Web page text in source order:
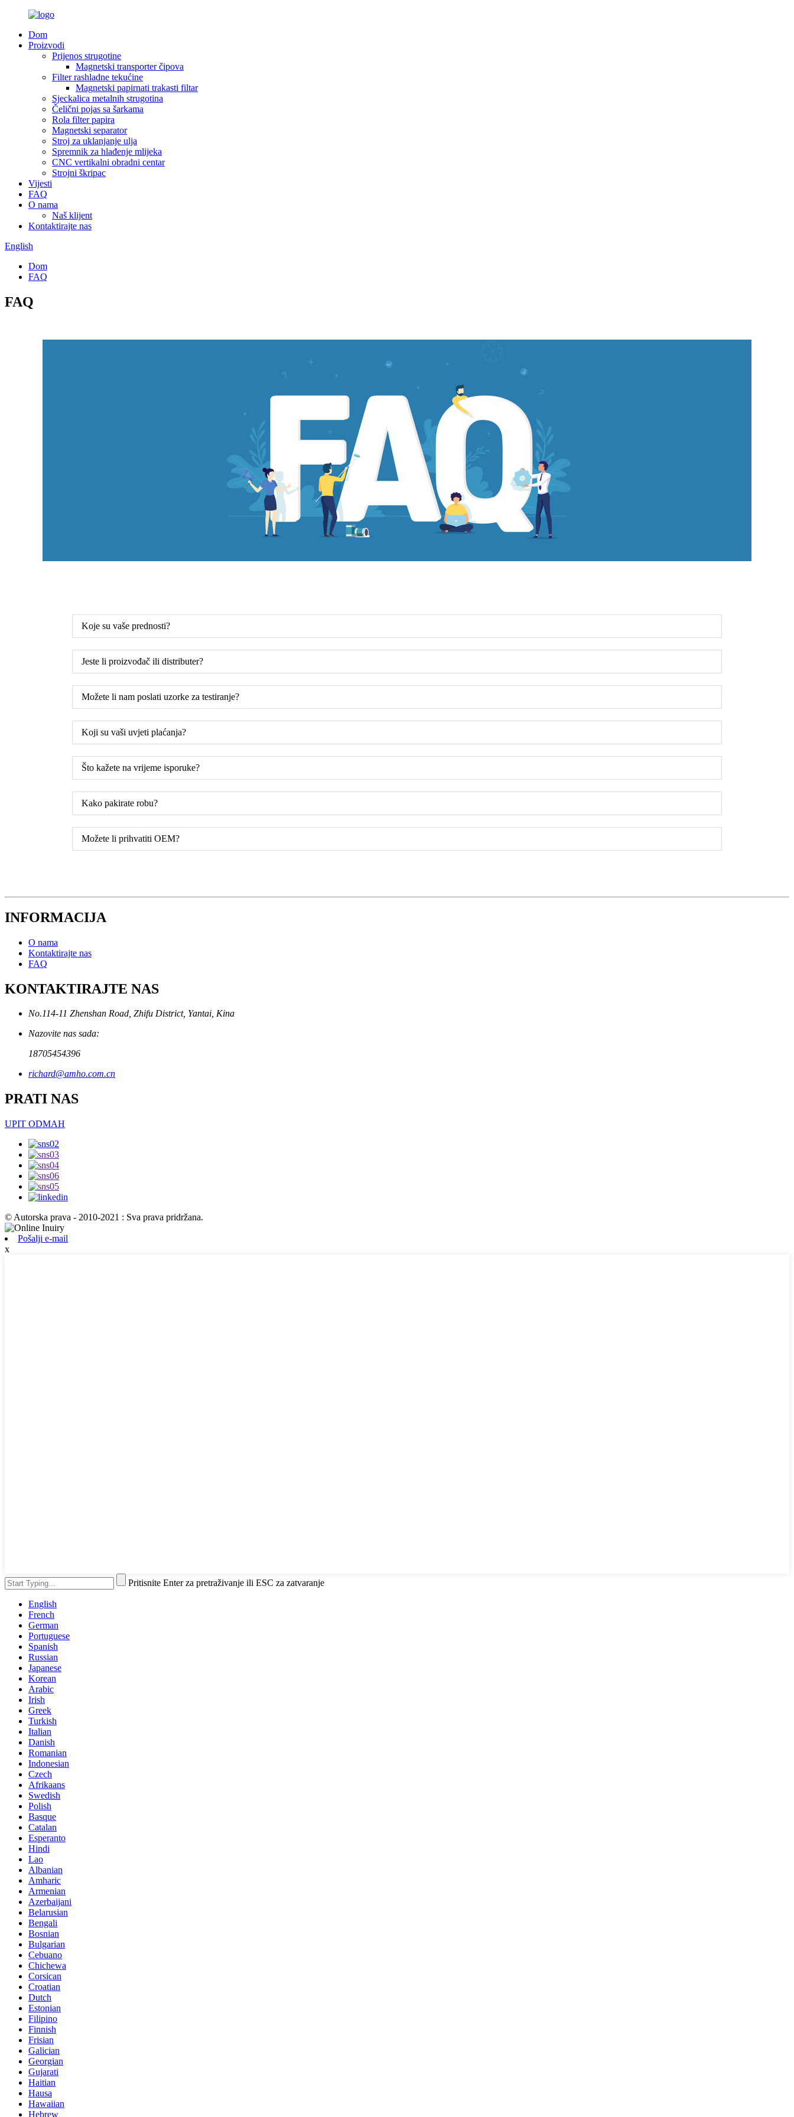
Dom
Proizvodi
Prijenos strugotine
Magnetski transporter čipova
Filter rashladne tekućine
Magnetski papirnati trakasti filtar
Sjeckalica metalnih strugotina
Čelični pojas sa šarkama
Rola filter papira
Magnetski separator
Stroj za uklanjanje ulja
Spremnik za hlađenje mlijeka
CNC vertikalni obradni centar
Strojni škripac
Vijesti
FAQ
O nama
Naš klijent
Kontaktirajte nas
English
Dom
FAQ
FAQ
Koje su vaše prednosti?
Jeste li proizvođač ili distributer?
Možete li nam poslati uzorke za testiranje?
Koji su vaši uvjeti plaćanja?
Što kažete na vrijeme isporuke?
Kako pakirate robu?
Možete li prihvatiti OEM?
INFORMACIJA
O nama
Kontaktirajte nas
FAQ
KONTAKTIRAJTE NAS
No.114-11 Zhenshan Road, Zhifu District, Yantai, Kina
Nazovite nas sada:
18705454396
richard@amho.com.cn
PRATI NAS
UPIT ODMAH
© Autorska prava - 2010-2021 : Sva prava pridržana.
Pošalji e-mail
x
Pritisnite Enter za pretraživanje ili ESC za zatvaranje
English
French
German
Portuguese
Spanish
Russian
Japanese
Korean
Arabic
Irish
Greek
Turkish
Italian
Danish
Romanian
Indonesian
Czech
Afrikaans
Swedish
Polish
Basque
Catalan
Esperanto
Hindi
Lao
Albanian
Amharic
Armenian
Azerbaijani
Belarusian
Bengali
Bosnian
Bulgarian
Cebuano
Chichewa
Corsican
Croatian
Dutch
Estonian
Filipino
Finnish
Frisian
Galician
Georgian
Gujarati
Haitian
Hausa
Hawaiian
Hebrew